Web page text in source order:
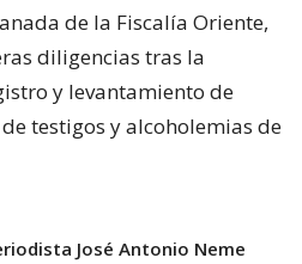
de la Fiscalía Oriente,
diligencias tras la
y levantamiento de
testigos y alcoholemias de
José Antonio Neme